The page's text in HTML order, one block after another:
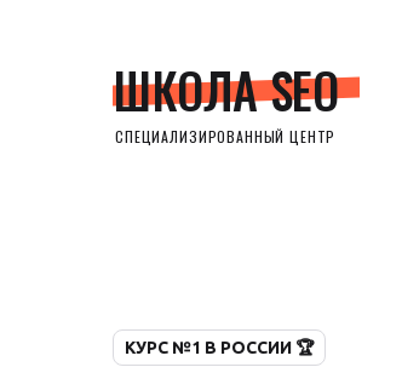
ШКОЛА SEO
СПЕЦИАЛИЗИРОВАННЫЙ ЦЕНТР
КУРС №1 В РОССИИ 🏆